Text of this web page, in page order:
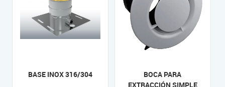
BASE INOX 316/304
BOCA PARA
EXTRACCIÓN SIMPLE